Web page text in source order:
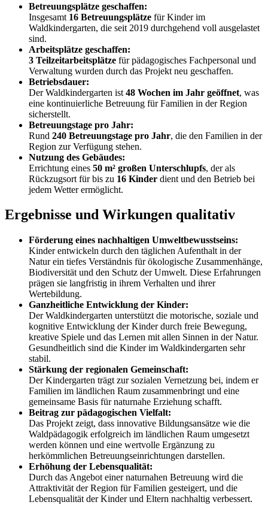
Betreuungsplätze geschaffen:
Insgesamt 16 Betreuungsplätze für Kinder im
Waldkindergarten, die seit 2019 durchgehend voll ausgelastet
sind.
Arbeitsplätze geschaffen:
3 Teilzeitarbeitsplätze für pädagogisches Fachpersonal und
Verwaltung wurden durch das Projekt neu geschaffen.
Betriebsdauer:
Der Waldkindergarten ist 48 Wochen im Jahr geöffnet, was
eine kontinuierliche Betreuung für Familien in der Region
sicherstellt.
Betreuungstage pro Jahr:
Rund 240 Betreuungstage pro Jahr, die den Familien in der
Region zur Verfügung stehen.
Nutzung des Gebäudes:
Errichtung eines 50 m² großen Unterschlupfs, der als
Rückzugsort für bis zu 16 Kinder dient und den Betrieb bei
jedem Wetter ermöglicht.
Ergebnisse und Wirkungen qualitativ
Förderung eines nachhaltigen Umweltbewusstseins:
Kinder entwickeln durch den täglichen Aufenthalt in der
Natur ein tiefes Verständnis für ökologische Zusammenhänge,
Biodiversität und den Schutz der Umwelt. Diese Erfahrungen
prägen sie langfristig in ihrem Verhalten und ihrer
Wertebildung.
Ganzheitliche Entwicklung der Kinder:
Der Waldkindergarten unterstützt die motorische, soziale und
kognitive Entwicklung der Kinder durch freie Bewegung,
kreative Spiele und das Lernen mit allen Sinnen in der Natur.
Gesundheitlich sind die Kinder im Waldkindergarten sehr
stabil.
Stärkung der regionalen Gemeinschaft:
Der Kindergarten trägt zur sozialen Vernetzung bei, indem er
Familien im ländlichen Raum zusammenbringt und eine
gemeinsame Basis für naturnahe Erziehung schafft.
Beitrag zur pädagogischen Vielfalt:
Das Projekt zeigt, dass innovative Bildungsansätze wie die
Waldpädagogik erfolgreich im ländlichen Raum umgesetzt
werden können und eine wertvolle Ergänzung zu
herkömmlichen Betreuungseinrichtungen darstellen.
Erhöhung der Lebensqualität:
Durch das Angebot einer naturnahen Betreuung wird die
Attraktivität der Region für Familien gesteigert, und die
Lebensqualität der Kinder und Eltern nachhaltig verbessert.